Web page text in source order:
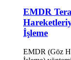
EMDR
İşleme
EMDR (Göz